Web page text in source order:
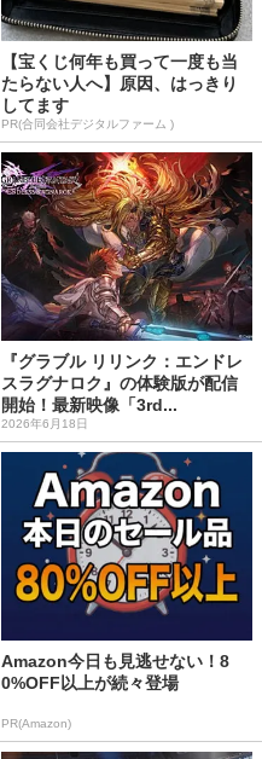
【宝くじ何年も買って一度も当
たらない人へ】原因、はっきり
してます
PR(合同会社デジタルファーム )
『グラブル リリンク：エンドレ
スラグナロク』の体験版が配信
開始！最新映像「3rd...
2026年6月18日
Amazon今日も見逃せない！8
0%OFF以上が続々登場
PR(Amazon)